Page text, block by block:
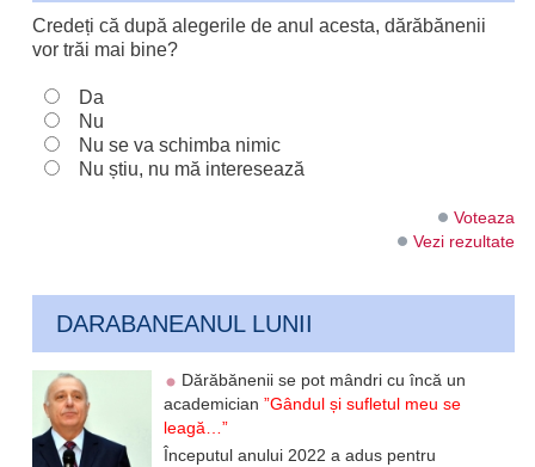
Credeți că după alegerile de anul acesta, dărăbănenii
vor trăi mai bine?
Da
Nu
Nu se va schimba nimic
Nu știu, nu mă interesează
Voteaza
Vezi rezultate
DARABANEANUL LUNII
Dărăbănenii se pot mândri cu încă un
academician”Gândul și sufletul meu se
leagă…”
Începutul anului 2022 a adus pentru